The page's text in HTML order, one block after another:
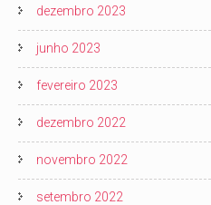
dezembro 2023
junho 2023
fevereiro 2023
dezembro 2022
novembro 2022
setembro 2022